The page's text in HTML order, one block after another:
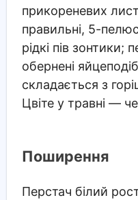
прикореневих
правильні, 5-
рідкі пів зонтики;
обернені
складається з
Цвіте у травні —
Поширення
Перстач білий